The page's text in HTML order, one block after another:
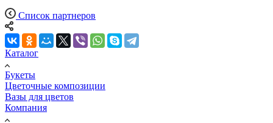
Список партнеров
Каталог
Букеты
Цветочные композиции
Вазы для цветов
Компания